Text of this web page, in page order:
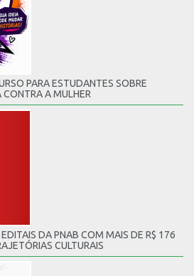
PARA ESTUDANTES SOBRE
CONTRA A MULHER
DA PNAB COM MAIS DE R$ 176
CULTURAIS